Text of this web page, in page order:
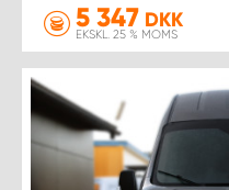
5 347 DKK
EKSKL. 25 % MOMS